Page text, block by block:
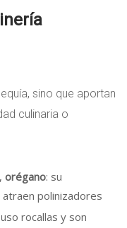
sino que aportan
culinaria o
, orégano: su
polinizadores
rocallas y son